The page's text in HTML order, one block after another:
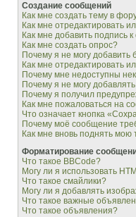
Создание сообщений
Как мне создать тему в
Как мне отредактировать
Как мне добавить подпись
Как мне создать опрос?
Почему я не могу добавить
Как мне отредактировать
Почему мне недоступны
Почему я не могу
Почему я получил
Как мне пожаловаться на
Что означает кнопка
Почему моё сообщение
Как мне вновь поднять мою
Форматирование
Что такое BBCode?
Могу ли я использовать
Что такое смайлики?
Могу ли я добавлять
Что такое важные
Что такое объявления?